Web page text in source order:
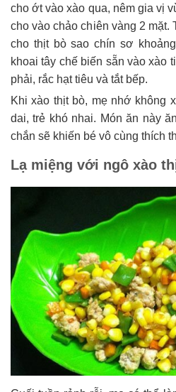
cho ớt vào xào qua, nêm gia vị
cho vào chảo chiên vàng 2 mặt.
cho thịt bò sao chín sơ
khoai tây chế biến sẵn vào xào
phải, rắc hạt tiêu và tắt bếp.
Khi xào thịt bò, mẹ nhớ không
dai, trẻ khó nhai. Món ăn này
chắn sẽ khiến bé vô cùng thích
Lạ miệng với ngô xào